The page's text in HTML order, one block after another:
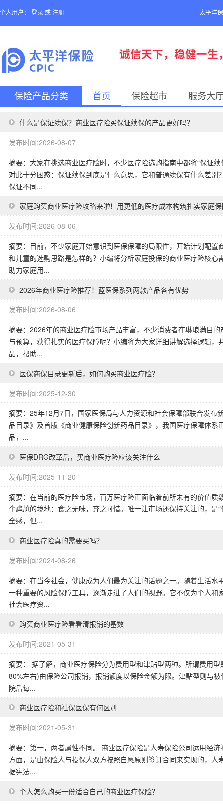
个人用户： 登录 或 注册 太平洋
保险产品分类 首页 保险超市 服务大
什么是保证续保？商业医疗险买保证续保的产品更好吗？
发布时间:2026-08-07
摘要：大家在挑选商业医疗险时，不少医疗险选购指南中都将“保证
对此十分困惑：保证续保到底是什么意思，它和普通续保有什么差
保证不同...
家庭购买商业医疗险攻略来啦！用更低的医疗成本构筑扎实家庭
发布时间:2026-08-06
摘要：目前，不少家庭开始意识到医保保障的局限性，开始计划配
和儿童的选购思路是怎样的？小编将分析家庭投保的商业医疗险核
助力家庭用...
2026年商业医疗险推荐！蓝医保系列两款产品各有优势
发布时间:2026-08-06
摘要：2026年的商业医疗险市场产品丰富，不少消费者在琳琅满目
与预算，获得扎实的医疗保障呢？小编将为大家详细讲解选择逻辑
品，帮助...
医保商保目录更新后，如何购买商业医疗险？
发布时间:2025-12-30
摘要：25年12月7日，国家医保局与人力资源和社会保障部联合发布
品目录》及首版《商业健康保险创新药品目录》，我国医疗保障体系
品，...
医保DRG改革后，买商业医疗险应该关注什么
发布时间:2025-11-20
摘要：在当前的医疗险市场，百万医疗险正面临着前所未有的价值
个尴尬的境地：食之无味，弃之可惜。唯一让市场还保持关注的，是
全感，但...
商业医疗险真的需要买吗？
发布时间:2024-08-26
摘要：在当今社会，健康成为人们最为关注的话题之一。随着生活
一种重要的风险保障工具，逐渐走进了人们的视野。它不仅为个人
社会医疗资...
购买商业医疗险看看清报销的基数
发布时间:2021-05-31
摘要： 据了解，商业医疗保险分为费用型和津贴型两种。所谓费用
80%左右)由保险公司报销，报销额度以保险金额为限。津贴型则与
院后每...
商业医疗险和社保医保有何区别
发布时间:2021-05-31
摘要：第一，两者属性不同。 商业医疗保险是人寿保险公司运用经
方面，是由保险人与投保人双方按照自愿原则签订合同来实现的，
据宪法...
个人怎么购买一份适合自己的商业医疗保险？